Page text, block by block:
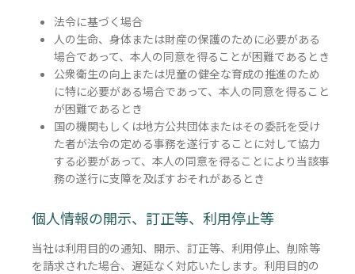
法令に基づく場合
人の生命、身体または財産の保護のために必要がある
場合であって、本人の同意を得ることが困難であるとき
公衆衛生の向上または児童の健全な育成の推進のため
に特に必要がある場合であって、本人の同意を得ること
が困難であるとき
国の機関もしくは地方公共団体またはその委託を受け
た者が法令の定める事務を遂行することに対して協力
する必要があって、本人の同意を得ることにより当該事
務の遂行に支障を及ぼすおそれがあるとき
個人情報の開示、訂正等、利用停止等
当社は利用目的の通知、開示、訂正等、利用停止、削除等
を請求された場合、遅延なく対応いたします。利用目的の